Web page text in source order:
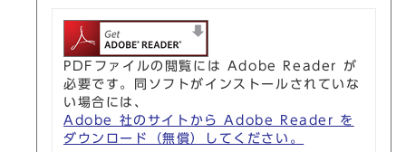
PDFファイルの閲覧には Adobe Reader が
必要です。同ソフトがインストールされていな
い場合には、
Adobe 社のサイトから Adobe Reader を
ダウンロード（無償）してください。